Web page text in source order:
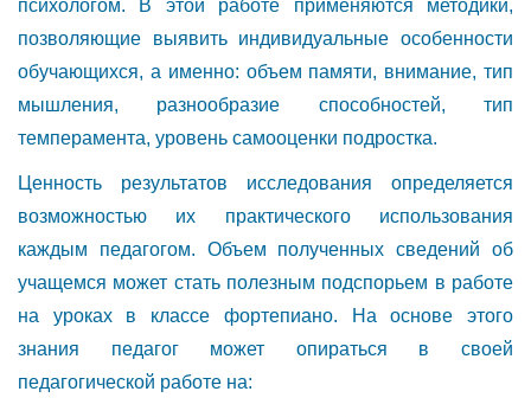
психологом. В этой работе применяются методики,
позволяющие выявить индивидуальные особенности
обучающихся, а именно: объем памяти, внимание, тип
мышления, разнообразие способностей, тип
темперамента, уровень самооценки подростка.
Ценность результатов исследования определяется
возможностью их практического использования
каждым педагогом. Объем полученных сведений об
учащемся может стать полезным подспорьем в работе
на уроках в классе фортепиано. На основе этого
знания педагог может опираться в своей
педагогической работе на: